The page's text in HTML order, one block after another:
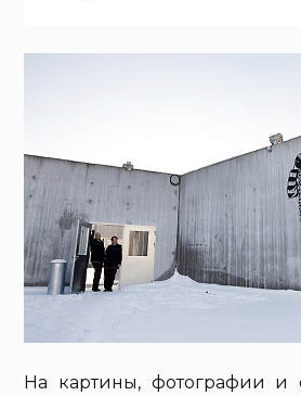
На картины, фотографии и